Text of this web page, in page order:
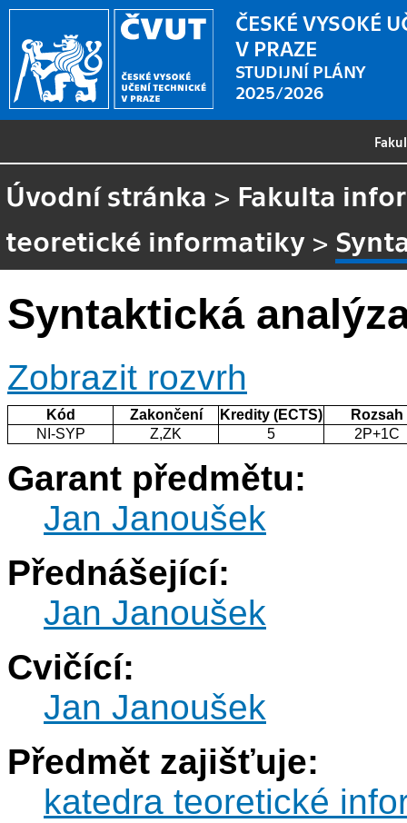
ČESKÉ VYSOKÉ
V PRAZE
STUDIJNÍ PLÁNY
2025/2026
Úvodní stránka > Fakulta
teoretické informatiky >
Syntaktická
Zobrazit rozvrh
Kód Zakončení Kredity (ECTS)
Rozsah
NI-SYP
Z,ZK 5 2P+1C
Garant předmětu:
Jan Janoušek
Přednášející:
Jan Janoušek
Cvičící:
Jan Janoušek
Předmět zajišťuje:
katedra teoretické